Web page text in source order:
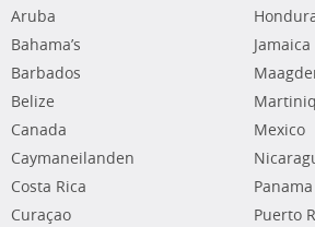
Aruba
Bahama’s
Barbados
Belize
Canada
Caymaneilanden
Costa Rica
Curaçao
Jamaica
Mexico
Panama
Puerto